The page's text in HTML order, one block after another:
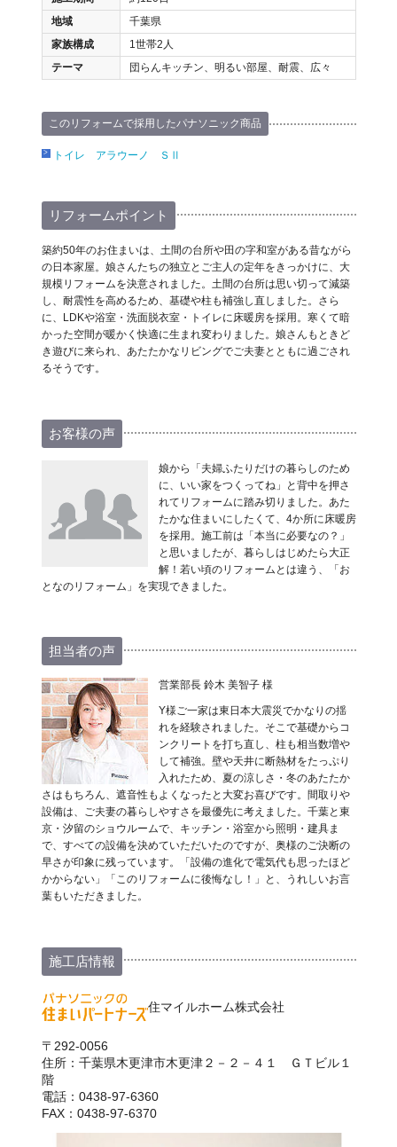
地域
千葉県
家族構成
1世帯2人
テーマ
団らんキッチン、明るい部屋、耐震、広々
このリフォームで採用したパナソニック商品
トイレ アラウーノ ＳⅡ
リフォームポイント
築約50年のお住まいは、土間の台所や田の字和室がある昔ながら
の日本家屋。娘さんたちの独立とご主人の定年をきっかけに、大
規模リフォームを決意されました。土間の台所は思い切って減築
し、耐震性を高めるため、基礎や柱も補強し直しました。さら
に、LDKや浴室・洗面脱衣室・トイレに床暖房を採用。寒くて暗
かった空間が暖かく快適に生まれ変わりました。娘さんもときど
き遊びに来られ、あたたかなリビングでご夫妻とともに過ごされ
るそうです。
お客様の声
娘から「夫婦ふたりだけの暮らしのため
に、いい家をつくってね」と背中を押さ
れてリフォームに踏み切りました。あた
たかな住まいにしたくて、4か所に床暖房
を採用。施工前は「本当に必要なの？」
と思いましたが、暮らしはじめたら大正
解！若い頃のリフォームとは違う、「お
となのリフォーム」を実現できました。
担当者の声
営業部長 鈴木 美智子 様
Y様ご一家は東日本大震災でかなりの揺
れを経験されました。そこで基礎からコ
ンクリートを打ち直し、柱も相当数増や
して補強。壁や天井に断熱材をたっぷり
入れたため、夏の涼しさ・冬のあたたか
さはもちろん、遮音性もよくなったと大変お喜びです。間取りや
設備は、ご夫妻の暮らしやすさを最優先に考えました。千葉と東
京・汐留のショウルームで、キッチン・浴室から照明・建具ま
で、すべての設備を決めていただいたのですが、奥様のご決断の
早さが印象に残っています。「設備の進化で電気代も思ったほど
かからない」「このリフォームに後悔なし！」と、うれしいお言
葉もいただきました。
施工店情報
住マイルホーム株式会社
〒292-0056
住所：千葉県木更津市木更津２－２－４１ ＧＴビル１
階
電話：0438-97-6360
FAX：0438-97-6370